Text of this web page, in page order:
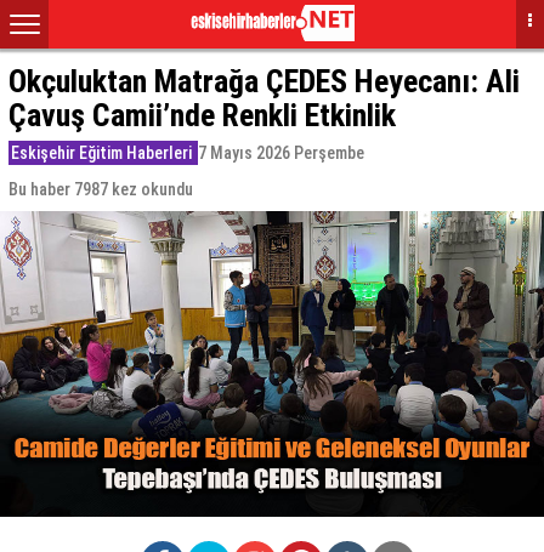
Okçuluktan Matrağa ÇEDES Heyecanı: Ali
Çavuş Camii’nde Renkli Etkinlik
Eskişehir Eğitim Haberleri 7 Mayıs 2026 Perşembe
Bu haber 7987 kez okundu